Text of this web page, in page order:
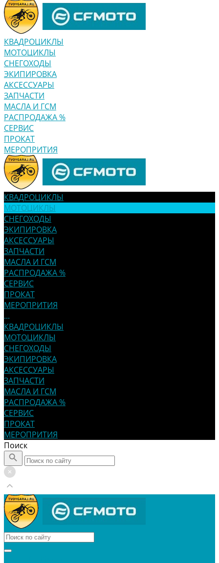
КВАДРОЦИКЛЫ
МОТОЦИКЛЫ
СНЕГОХОДЫ
ЭКИПИРОВКА
АКСЕССУАРЫ
ЗАПЧАСТИ
МАСЛА И ГСМ
РАСПРОДАЖА %
СЕРВИС
ПРОКАТ
МЕРОПРИТИЯ
КВАДРОЦИКЛЫ
МОТОЦИКЛЫ
СНЕГОХОДЫ
ЭКИПИРОВКА
АКСЕССУАРЫ
ЗАПЧАСТИ
МАСЛА И ГСМ
РАСПРОДАЖА %
СЕРВИС
ПРОКАТ
МЕРОПРИТИЯ
...
КВАДРОЦИКЛЫ
МОТОЦИКЛЫ
СНЕГОХОДЫ
ЭКИПИРОВКА
АКСЕССУАРЫ
ЗАПЧАСТИ
МАСЛА И ГСМ
РАСПРОДАЖА %
СЕРВИС
ПРОКАТ
МЕРОПРИТИЯ
Поиск